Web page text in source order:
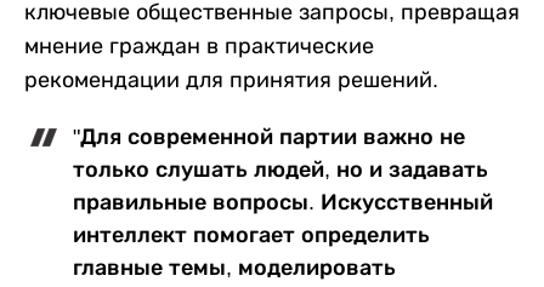
ключевые общественные запросы, превращая
мнение граждан в практические
рекомендации для принятия решений.
"Для современной партии важно не
только слушать людей, но и задавать
правильные вопросы. Искусственный
интеллект помогает определить
главные темы, моделировать